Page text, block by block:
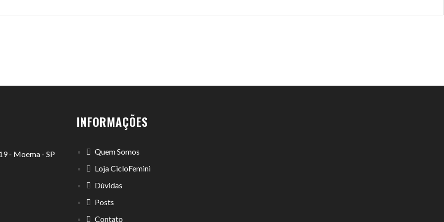
- Moema - SP
INFORMAÇÕES
Quem Somos
Loja CicloFemini
Dúvidas
Posts
Contato